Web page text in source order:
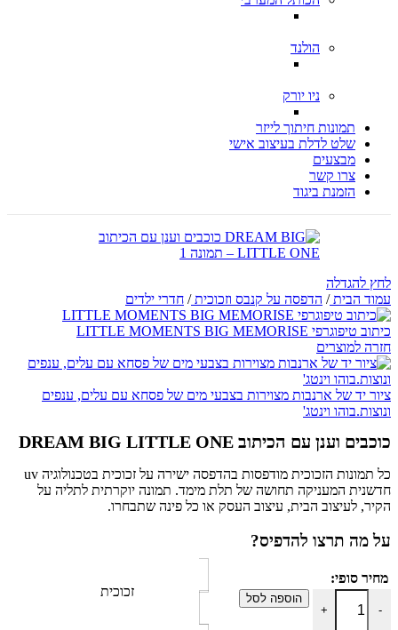
הולנד
ניו יורק
תמונות חיתוך לייזר
שלט לדלת בעיצוב אישי
מבצעים
צרו קשר
הזמנת ביגוד
לחץ להגדלה
עמוד הבית/ הדפסה על קנבס וזכוכית/ חדרי ילדים
כיתוב טיפוגרפי LITTLE MOMENTS BIG MEMORISE
חזרה למוצרים
ציור יד של ארנבות מצוירות בצבעי מים של פסחא עם עלים, ענפים
ונוצות.בוהו וינטג'
כוכבים וענן עם הכיתוב DREAM BIG LITTLE ONE
כל תמונות הזכוכית מודפסות בהדפסה ישירה על זכוכית בטכנולוגיה uv
חדשנית המעניקה תחושה של תלת מימד. תמונה יוקרתית לתליה על
הקיר, לעיצוב הבית, עיצוב העסק או כל פינה שתבחרו.
על מה תרצו להדפיס?
זכוכית
מחיר סופי:
-
כמות של כוכבים וענן עם הכיתוב DREAM BIG LITTLE ONE
+
הוספה לסל